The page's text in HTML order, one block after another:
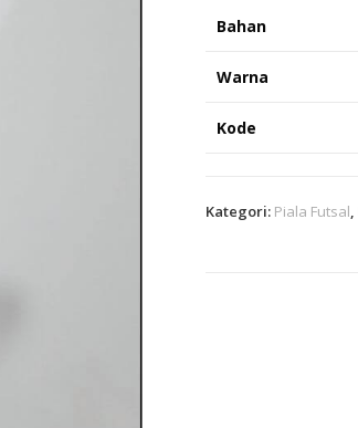
Bahan
Warna
Kode
Kategori: Piala Futsal,